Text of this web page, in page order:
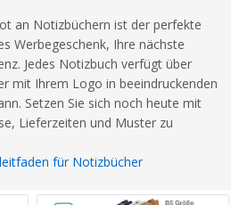
an Notizbüchern ist der perfekte
Werbegeschenk, Ihre nächste
Jedes Notizbuch verfügt über
mit Ihrem Logo in beeindruckenden
Setzen Sie sich noch heute mit
Lieferzeiten und Muster zu
für Notizbücher